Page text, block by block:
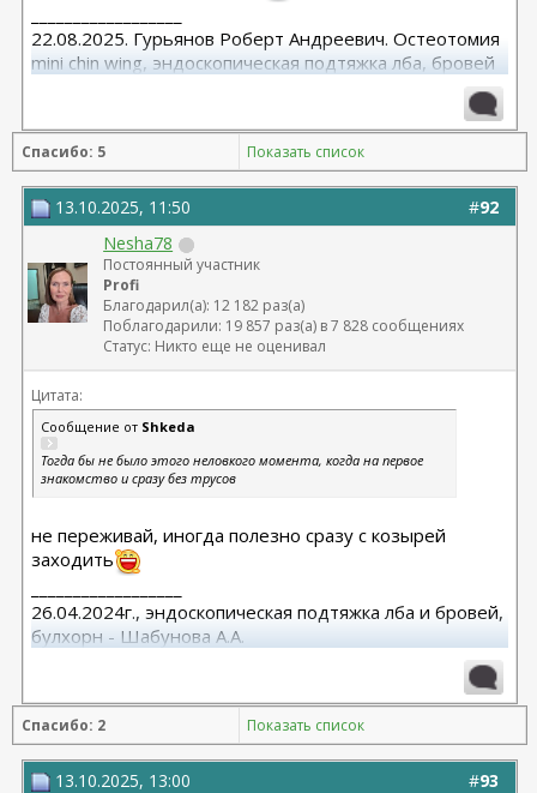
22.08.2025. Гурьянов Роберт Андреевич. Остеотомия
mini chin wing, эндоскопическая подтяжка лба, бровей
27.02.2026. Гурьянов Р. А. Блефаропластика верхних
век. Липофилинг скул и носогубных складок.
Спасибо: 5 Показать список
#92
13.10.2025, 11:50
Nesha78
Постоянный участник
Profi
Благодарил(а): 12 182 раз(а)
Поблагодарили: 19 857 раз(а) в 7 828 сообщениях
Статус: Никто еще не оценивал
Цитата:
Сообщение от Shkeda
Тогда бы не было этого неловкого момента, когда на первое
знакомство и сразу без трусов
не переживай, иногда полезно сразу с козырей
заходить
26.04.2024г., эндоскопическая подтяжка лба и бровей,
булхорн - Шабунова А.А.
06.12.2024г., бодилифт, липофилинг ягодиц, редукция
22.09.2025г. брахио пластика+торсопластика -
Бабикова М.А.
06.01.2026г. феморо пластика+липо ног - Бабикова
М.А.
Спасибо: 2 Показать список
#93
13.10.2025, 13:00